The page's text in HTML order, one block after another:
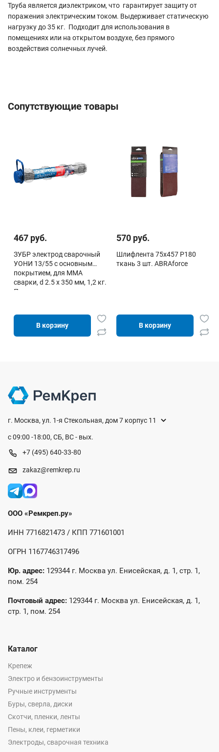
Труба является диэлектриком, что гарантирует защиту от
поражения электрическим током. Выдерживает статическую
нагрузку до 35 кг. Подходит для использования в
помещениях или на открытом воздухе, без прямого
воздействия солнечных лучей.
Сопутствующие товары
467 руб.
ЗУБР электрод сварочный
УОНИ 13/55 с основным
покрытием, для ММА
сварки, d 2.5 х 350 мм, 1,2 кг.
Про
В корзину
570 руб.
Шлифлента 75х457 P180
ткань 3 шт. ABRAforce
В корзину
г. Москва, ул. 1-я Стекольная, дом 7 корпус 11
с 09:00 -18:00, СБ, ВС - вых.
+7 (495) 640-33-80
zakaz@remkrep.ru
ООО «Ремкреп.ру»
ИНН 7716821473 / КПП 771601001
ОГРН 1167746317496
Юр. адрес: 129344 г. Москва ул. Енисейская, д. 1, стр. 1,
пом. 254
Почтовый адрес: 129344 г. Москва ул. Енисейская, д. 1,
стр. 1, пом. 254
Каталог
Крепеж
Электро и бензоинструменты
Ручные инструменты
Буры, сверла, диски
Скотчи, пленки, ленты
Пены, клеи, герметики
Электроды, сварочная техника